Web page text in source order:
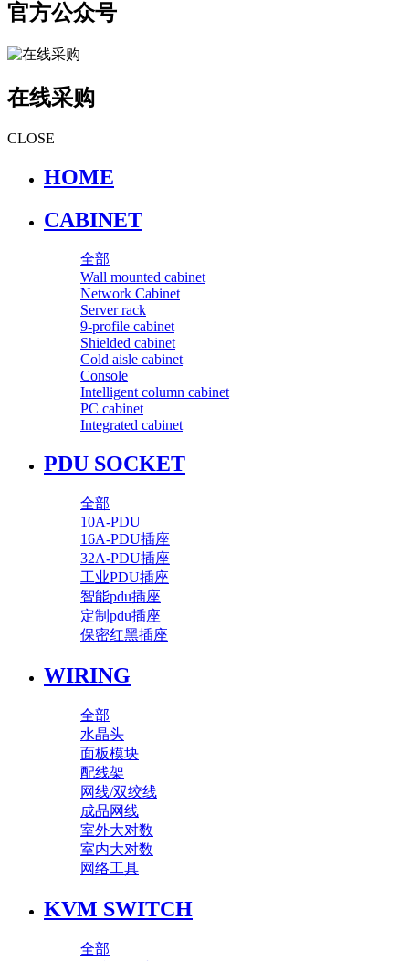
官方公众号
在线采购
CLOSE
HOME
CABINET
全部
Wall mounted cabinet
Network Cabinet
Server rack
9-profile cabinet
Shielded cabinet
Cold aisle cabinet
Console
Intelligent column cabinet
PC cabinet
Integrated cabinet
PDU SOCKET
全部
10A-PDU
16A-PDU插座
32A-PDU插座
工业PDU插座
智能pdu插座
定制pdu插座
保密红黑插座
WIRING
全部
水晶头
面板模块
配线架
网线/双绞线
成品网线
室外大对数
室内大对数
网络工具
KVM SWITCH
全部